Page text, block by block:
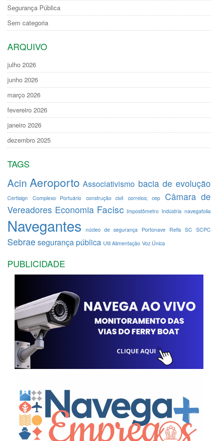
Segurança Pública
Sem categoria
ARQUIVO
julho 2026
junho 2026
março 2026
fevereiro 2026
janeiro 2026
dezembro 2025
TAGS
Acin Aeroporto Associativismo bacia de evolução
Certisign Complexo Portuário construção civil correios; cep
Câmara de
Vereadores Economia Facisc Impostômetro Indústria navegafolia
Navegantes núcleo de segurança Portonave Refis SC SCPC
Sebrae segurança pública Util Alimentação Voz Única
PUBLICIDADE